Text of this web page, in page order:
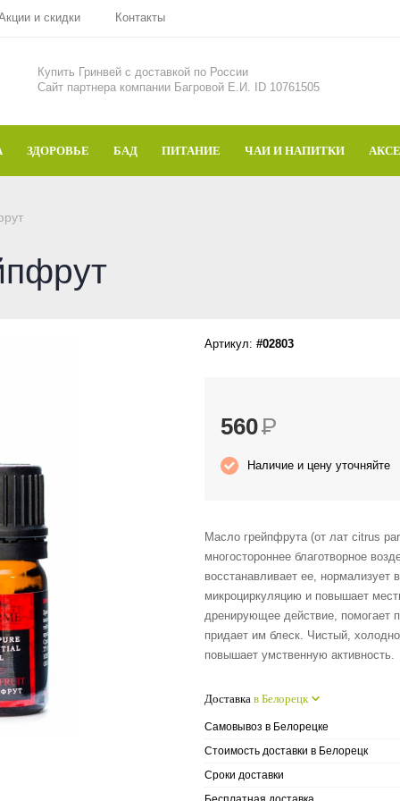
и скидки Контакты
Купить Гринвей c доставкой по России
Сайт партнера компании Багровой Е.И. ID 10761505
ЗДОРОВЬЕ БАД ПИТАНИЕ ЧАИ И НАПИТКИ
Артикул: #02803
560Р
Наличие и цену уточняйте
Масло грейпфрута (от лат citrus
многостороннее благотворное
восстанавливает ее, нормализует
микроциркуляцию и повышает
дренирующее действие, помогает
придает им блеск. Чистый,
повышает умственную активность.
Доставка в Белорецк
Самовывоз в Белорецке
Стоимость доставки в Белорецк
Сроки доставки